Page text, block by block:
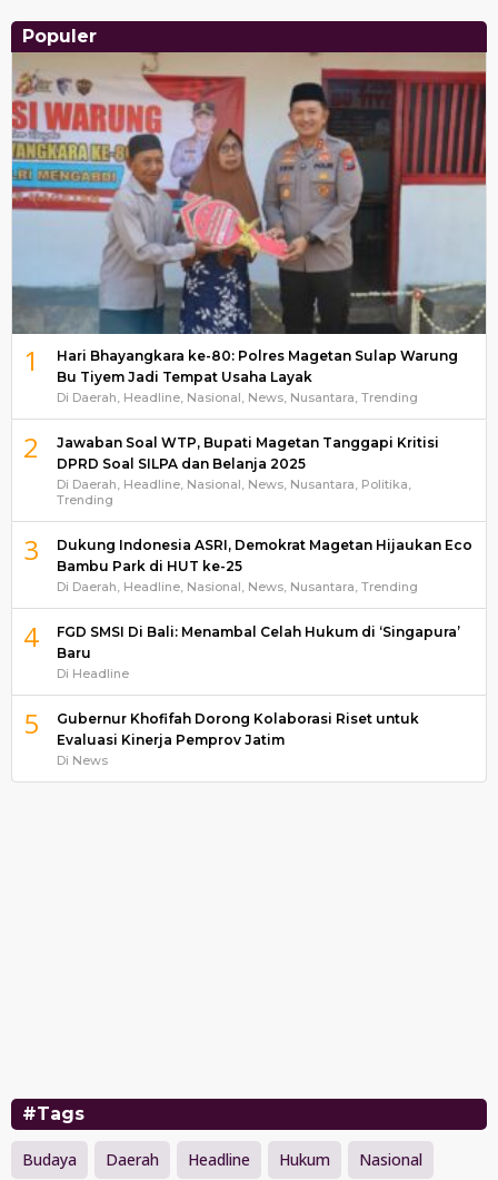
Populer
1
Hari Bhayangkara ke-80: Polres Magetan Sulap Warung
Bu Tiyem Jadi Tempat Usaha Layak
Di Daerah, Headline, Nasional, News, Nusantara, Trending
2
Jawaban Soal WTP, Bupati Magetan Tanggapi Kritisi
DPRD Soal SILPA dan Belanja 2025
Di Daerah, Headline, Nasional, News, Nusantara, Politika,
Trending
3
Dukung Indonesia ASRI, Demokrat Magetan Hijaukan Eco
Bambu Park di HUT ke-25
Di Daerah, Headline, Nasional, News, Nusantara, Trending
4
FGD SMSI Di Bali: Menambal Celah Hukum di ‘Singapura’
Baru
Di Headline
5
Gubernur Khofifah Dorong Kolaborasi Riset untuk
Evaluasi Kinerja Pemprov Jatim
Di News
#Tags
Budaya Daerah Headline Hukum Nasional